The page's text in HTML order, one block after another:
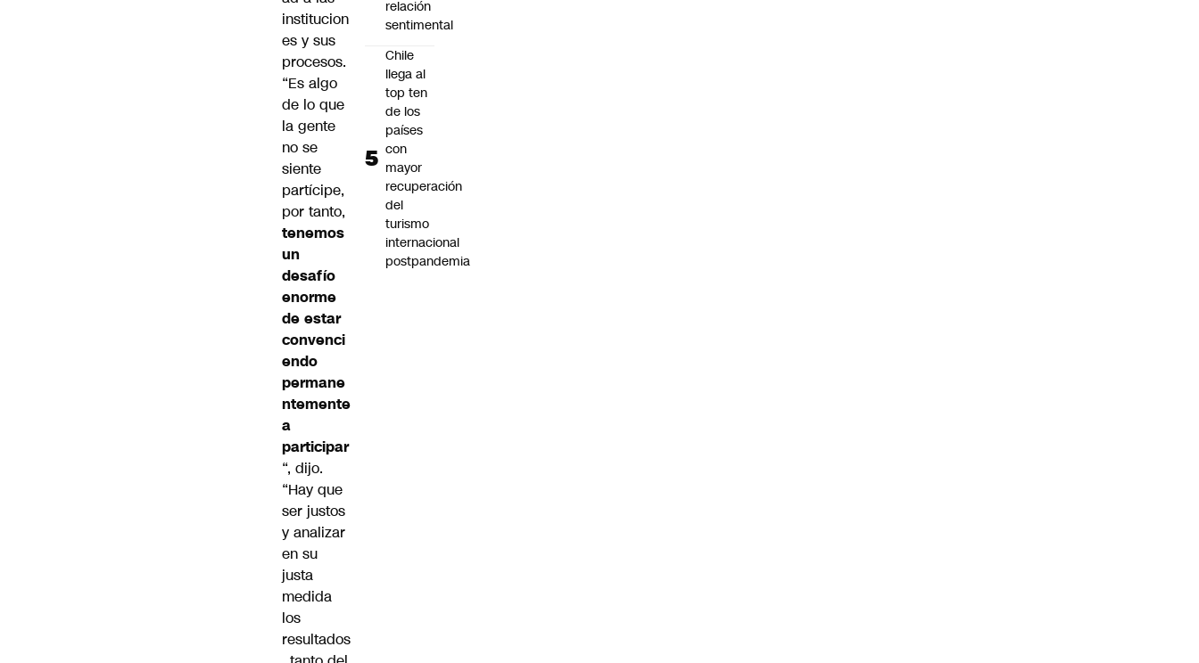
institucion
es y sus
procesos.
“Es algo
de lo que
la gente
no se
siente
partícipe,
por tanto,
tenemos
un
desafío
enorme
de estar
convenci
endo
permane
ntemente
a
participar
“, dijo.
“Hay que
ser justos
y analizar
en su
justa
medida
los
resultados
relación
sentimental
Chile
llega al
top ten
de los
países
con
mayor
recuperación
del
turismo
internacional
postpandemia